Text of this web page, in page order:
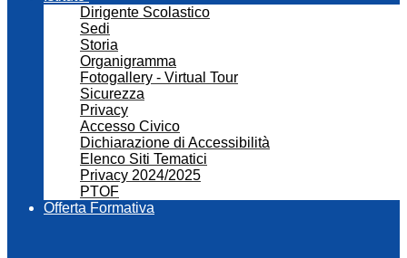
Dirigente Scolastico
Sedi
Storia
Organigramma
Fotogallery - Virtual Tour
Sicurezza
Privacy
Accesso Civico
Dichiarazione di Accessibilità
Elenco Siti Tematici
Privacy 2024/2025
PTOF
Offerta Formativa